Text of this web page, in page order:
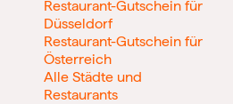
Restaurant-Gutschein für
Düsseldorf
Restaurant-Gutschein für
Österreich
Alle Städte und
Restaurants